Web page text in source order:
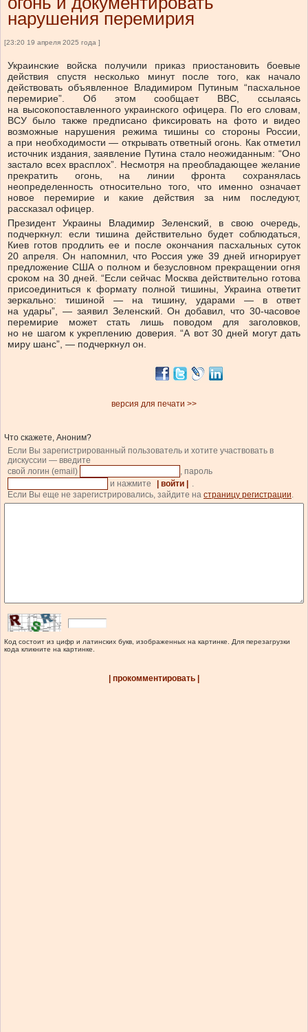
нарушения перемирия
[23:20 19 апреля 2025 года ]
Украинские войска получили приказ приостановить боевые
действия спустя несколько минут после того, как начало
действовать объявленное Владимиром Путиным “пасхальное
перемирие”. Об этом сообщает BBC, ссылаясь
на высокопоставленного украинского офицера. По его словам,
ВСУ было также предписано фиксировать на фото и видео
возможные нарушения режима тишины со стороны России,
а при необходимости — открывать ответный огонь. Как отметил
источник издания, заявление Путина стало неожиданным: “Оно
застало всех врасплох”. Несмотря на преобладающее желание
прекратить огонь, на линии фронта сохранялась
неопределенность относительно того, что именно означает
новое перемирие и какие действия за ним последуют,
рассказал офицер.
Президент Украины Владимир Зеленский, в свою очередь,
подчеркнул: если тишина действительно будет соблюдаться,
Киев готов продлить ее и после окончания пасхальных суток
20 апреля. Он напомнил, что Россия уже 39 дней игнорирует
предложение США о полном и безусловном прекращении огня
сроком на 30 дней. “Если сейчас Москва действительно готова
присоединиться к формату полной тишины, Украина ответит
зеркально: тишиной — на тишину, ударами — в ответ
на удары”, — заявил Зеленский. Он добавил, что 30-часовое
перемирие может стать лишь поводом для заголовков,
но не шагом к укреплению доверия. “А вот 30 дней могут дать
миру шанс”, — подчеркнул он.
версия для печати >>
Что скажете, Аноним?
Если Вы зарегистрированный пользователь и хотите участвовать в
дискуссии — введите
свой логин (email)
, пароль
и нажмите
| войти |
.
Если Вы еще не зарегистрировались, зайдите на страницу регистрации.
Код состоит из цифр и латинских букв, изображенных на картинке. Для перезагрузки
кода кликните на картинке.
| прокомментировать |